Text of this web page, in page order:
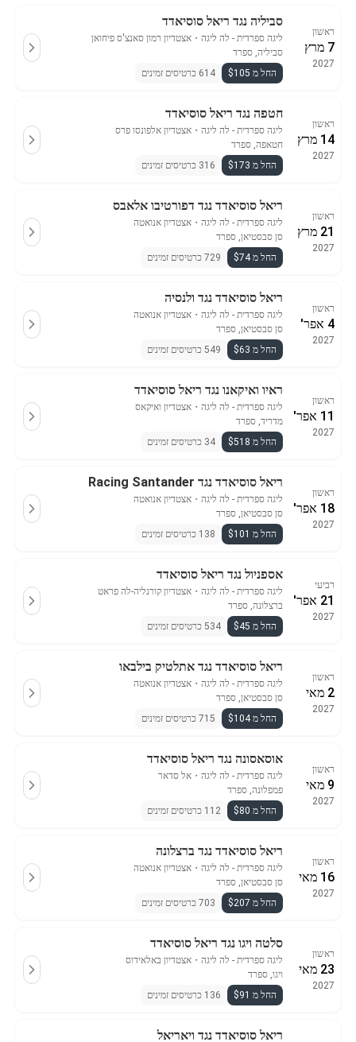
ראשון
7 מרץ
2027
סביליה נגד ריאל סוסיאדד
ליגה ספרדית - לה ליגה ・ אצטדיון רמון סאנצ'ס פיחואן
סביליה, ספרד
החל מ $105
614 כרטיסים זמינים
ראשון
14 מרץ
2027
חטפה נגד ריאל סוסיאדד
ליגה ספרדית - לה ליגה ・ אצטדיון אלפונסו פרס
חטאפה, ספרד
החל מ $173
316 כרטיסים זמינים
ראשון
21 מרץ
2027
ריאל סוסיאדד נגד דפורטיבו אלאבס
ליגה ספרדית - לה ליגה ・ אצטדיון אנואטה
סן סבסטיאן, ספרד
החל מ $74
729 כרטיסים זמינים
ראשון
4 אפר'
2027
ריאל סוסיאדד נגד ולנסיה
ליגה ספרדית - לה ליגה ・ אצטדיון אנואטה
סן סבסטיאן, ספרד
החל מ $63
549 כרטיסים זמינים
ראשון
11 אפר'
2027
ראיו ואיקאנו נגד ריאל סוסיאדד
ליגה ספרדית - לה ליגה ・ אצטדיון ואיקאס
מדריד, ספרד
החל מ $518
34 כרטיסים זמינים
ראשון
18 אפר'
2027
ריאל סוסיאדד נגד Racing Santander
ליגה ספרדית - לה ליגה ・ אצטדיון אנואטה
סן סבסטיאן, ספרד
החל מ $101
138 כרטיסים זמינים
רביעי
21 אפר'
2027
אספניול נגד ריאל סוסיאדד
ליגה ספרדית - לה ליגה ・ אצטדיון קורנליה-לה פראט
ברצלונה, ספרד
החל מ $45
534 כרטיסים זמינים
ראשון
2 מאי
2027
ריאל סוסיאדד נגד אתלטיק בילבאו
ליגה ספרדית - לה ליגה ・ אצטדיון אנואטה
סן סבסטיאן, ספרד
החל מ $104
715 כרטיסים זמינים
ראשון
9 מאי
2027
אוסאסונה נגד ריאל סוסיאדד
ליגה ספרדית - לה ליגה ・ אל סדאר
פמפלונה, ספרד
החל מ $80
112 כרטיסים זמינים
ראשון
16 מאי
2027
ריאל סוסיאדד נגד ברצלונה
ליגה ספרדית - לה ליגה ・ אצטדיון אנואטה
סן סבסטיאן, ספרד
החל מ $207
703 כרטיסים זמינים
ראשון
23 מאי
2027
סלטה ויגו נגד ריאל סוסיאדד
ליגה ספרדית - לה ליגה ・ אצטדיון באלאידוס
ויגו, ספרד
החל מ $91
136 כרטיסים זמינים
ריאל סוסיאדד נגד ויאריאל